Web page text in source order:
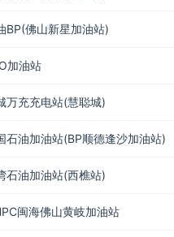
BP(佛山新星加油站)
加油站
万充充电站(慧聪城)
石油加油站(BP顺德逢沙加油站)
石油加油站(西樵站)
闽海佛山黄岐加油站